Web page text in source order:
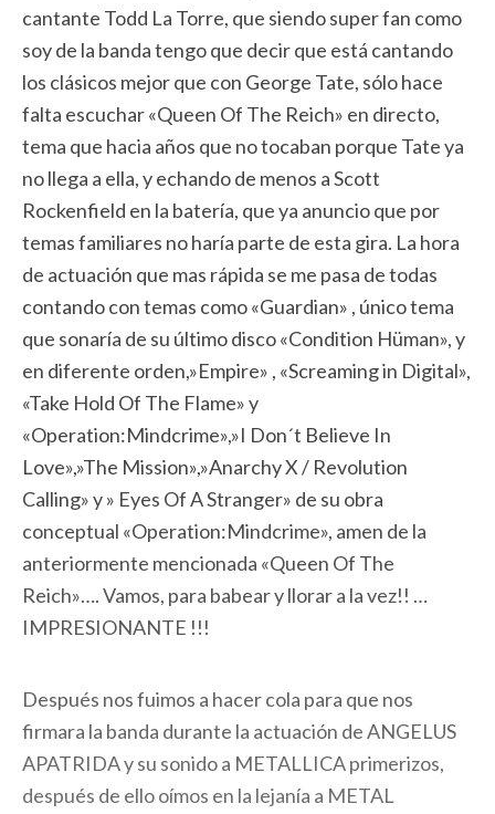
cantante Todd La Torre, que siendo super fan como
soy de la banda tengo que decir que está cantando
los clásicos mejor que con George Tate, sólo hace
falta escuchar «Queen Of The Reich» en directo,
tema que hacia años que no tocaban porque Tate ya
no llega a ella, y echando de menos a Scott
Rockenfield en la batería, que ya anuncio que por
temas familiares no haría parte de esta gira. La hora
de actuación que mas rápida se me pasa de todas
contando con temas como «Guardian» , único tema
que sonaría de su último disco «Condition Hüman», y
en diferente orden,»Empire» , «Screaming in Digital»,
«Take Hold Of The Flame» y
«Operation:Mindcrime»,»I Don´t Believe In
Love»,»The Mission»,»Anarchy X / Revolution
Calling» y » Eyes Of A Stranger» de su obra
conceptual «Operation:Mindcrime», amen de la
anteriormente mencionada «Queen Of The
Reich»…. Vamos, para babear y llorar a la vez!! …
IMPRESIONANTE !!!
Después nos fuimos a hacer cola para que nos
firmara la banda durante la actuación de ANGELUS
APATRIDA y su sonido a METALLICA primerizos,
después de ello oímos en la lejanía a METAL